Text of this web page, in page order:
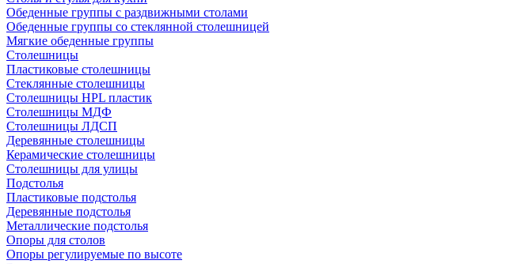
Обеденные группы с раздвижными столами
Обеденные группы со стеклянной столешницей
Мягкие обеденные группы
Столешницы
Пластиковые столешницы
Стеклянные столешницы
Столешницы HPL пластик
Столешницы МДФ
Столешницы ЛДСП
Деревянные столешницы
Керамические столешницы
Столешницы для улицы
Подстолья
Пластиковые подстолья
Деревянные подстолья
Металлические подстолья
Опоры для столов
Опоры регулируемые по высоте